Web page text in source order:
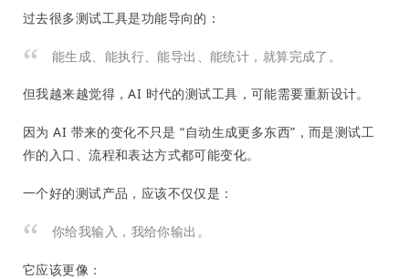
过去很多测试工具是功能导向的：
能生成、能执行、能导出、能统计，就算完成了。
但我越来越觉得，AI 时代的测试工具，可能需要重新设计。
因为 AI 带来的变化不只是 “自动生成更多东西”，而是测试工
作的入口、流程和表达方式都可能变化。
一个好的测试产品，应该不仅仅是：
你给我输入，我给你输出。
它应该更像：